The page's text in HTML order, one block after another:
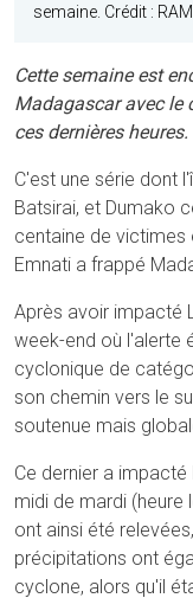
semaine. Crédit :
Cette semaine est
Madagascar avec le
ces dernières heures.
C'est une série dont
Batsirai, et Dumako
centaine de victimes
Emnati a frappé
Après avoir impacté
week-end où l'alerte
cyclonique de
son chemin vers le
soutenue mais
Ce dernier a
midi de mardi (heure
ont ainsi été
précipitations ont
cyclone, alors qu'il